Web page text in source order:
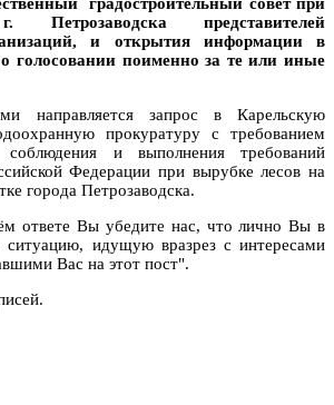
Петрозаводска представителей
и открытия информации в
голосовании поименно за те или иные
направляется запрос в Карельскую
прокуратуру с требованием
соблюдения и выполнения требований
Федерации при вырубке лесов на
города Петрозаводска.
ответе Вы убедите нас, что лично Вы в
ситуацию, идущую вразрез с интересами
Вас на этот пост".